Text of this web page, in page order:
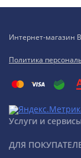
Интернет-магазин
Политика
Услуги и сервисы
ДЛЯ